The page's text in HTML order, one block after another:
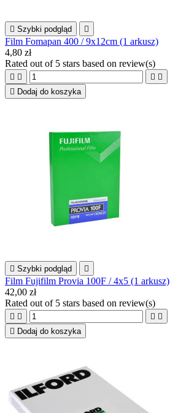
 Szybki podgląd 
Film Fomapan 400 / 9x12cm (1 arkusz)
4,80 zł
Rated out of 5 stars based on review(s)
   
 Dodaj do koszyka
 Szybki podgląd 
Film Fujifilm Provia 100F / 4x5 (1 arkusz)
42,00 zł
Rated out of 5 stars based on review(s)
   
 Dodaj do koszyka